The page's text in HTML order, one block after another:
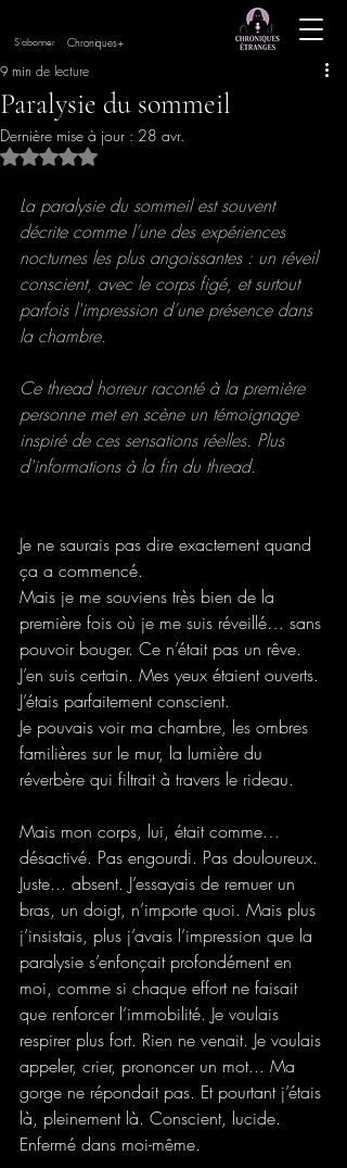
S'abonner Chroniques+
Paralysie du sommeil
9 min de lecture
Dernière mise à jour : 28 avr.
Noté NaN étoiles sur 5.
La paralysie du sommeil est souvent
décrite comme l’une des expériences
nocturnes les plus angoissantes : un réveil
conscient, avec le corps figé, et surtout
parfois l'impression d’une présence dans
la chambre.
Ce thread horreur raconté à la première
personne met en scène un témoignage
inspiré de ces sensations réelles. Plus
d'informations à la fin du thread.
Je ne saurais pas dire exactement quand
ça a commencé.
Mais je me souviens très bien de la
première fois où je me suis réveillé… sans
pouvoir bouger. Ce n’était pas un rêve.
J’en suis certain. Mes yeux étaient ouverts.
J’étais parfaitement conscient.
Je pouvais voir ma chambre, les ombres
familières sur le mur, la lumière du
réverbère qui filtrait à travers le rideau.
Mais mon corps, lui, était comme…
désactivé. Pas engourdi. Pas douloureux.
Juste... absent. J’essayais de remuer un
bras, un doigt, n’importe quoi. Mais plus
j’insistais, plus j’avais l’impression que la
paralysie s’enfonçait profondément en
moi, comme si chaque effort ne faisait
que renforcer l’immobilité. Je voulais
respirer plus fort. Rien ne venait. Je voulais
appeler, crier, prononcer un mot... Ma
gorge ne répondait pas. Et pourtant j’étais
là, pleinement là. Conscient, lucide.
Enfermé dans moi-même.